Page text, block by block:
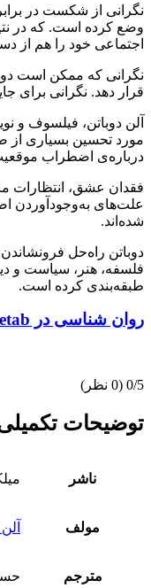
نگرانی از شکست در
وضع کرده است. که در
اجتماعی خود را هم از
نگرانی که ممکن است
قرار دهد. نگرانی برای
آلن دوباتن، فیلسوف و
مورد تحسین بسیاری از
درباره‌ی اضطراب
فقدان عشق، انتظارات
علت‌های به‌وجودآوردن
شده‌اند.
دوباتن راه‌حل
فلسفه، هنر، سیاست و
طبقه‌بندی کرده است.
روان شناسی در tiketab
0/5 (0 نظر)
توضیحات
ناشر
مولف
مترجم